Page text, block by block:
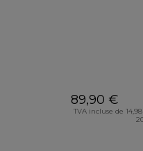
89,90 €
TVA incluse de